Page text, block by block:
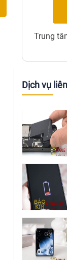
Trung
Dịch vụ